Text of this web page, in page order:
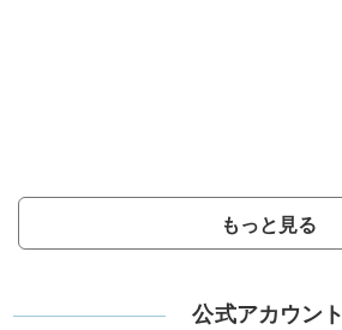
もっと見る
公式アカウント